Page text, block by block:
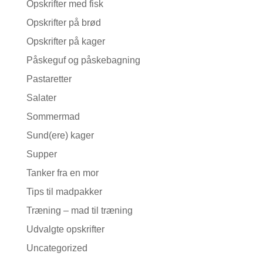
Opskrifter med fisk
Opskrifter på brød
Opskrifter på kager
Påskeguf og påskebagning
Pastaretter
Salater
Sommermad
Sund(ere) kager
Supper
Tanker fra en mor
Tips til madpakker
Træning – mad til træning
Udvalgte opskrifter
Uncategorized